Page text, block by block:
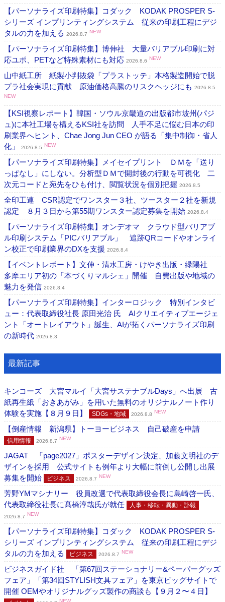
【パーソナライズ印刷特集】コダック KODAK PROSPER S-
シリーズ インプリンティングシステム 従来の印刷工程にデジ
タルの力を加える 2026.8.7 NEW
【パーソナライズ印刷特集】博伸社 大量バリアブル印刷に対
応ユポ、PETなど特殊素材にも対応 2026.8.6 NEW
山中紙工所 紙製小判抜袋「プラストッテ」本格製造開始で脱
プラ社会実現に貢献 原油価格高騰のリスクヘッジにも 2026.8.5
NEW
【KSI視察レポート】韓国・ソウル京畿道の出版都市坡州(パジ
ュ)に本社工場を構えるKSI社を訪問 人手不足に悩む日本の印
刷業界へヒント、Chae Jong Jun CEO が語る「集中制御・省人
化」
2026.8.5 NEW
【パーソナライズ印刷特集】メイセイプリント ＤＭを「送り
っぱなし」にしない。分析型ＤＭで開封後の行動を可視化 二
次元コードと宛先をひも付け、閲覧状況を個別把握 2026.8.5
全印工連 CSR認定でワンスター３社、ツースター２社を新規
認定 ８月３日から第55期ワンスター認定募集を開始 2026.8.4
【パーソナライズ印刷特集】オンデオマ クラウド型バリアブ
ル印刷システム「PICバリアブル」 追跡QRコードやオンライ
ン校正で印刷業界のDXを支援 2026.8.4
【イベントレポート】文伸・清水工房・けやき出版・緑陽社
多摩エリア初の「本づくりマルシェ」開催 自費出版や地域の
魅力を発信 2026.8.4
【パーソナライズ印刷特集】インターロジック 特別インタビ
ュー：代表取締役社長 原田光治 氏 AIクリエイティブエージェ
ント「オートレイアウト」誕生、AIが拓くパーソナライズ印刷
の新時代 2026.8.3
最新記事
キンコーズ 大宮マルイ「大宮サステナブルDays」へ出展 古
紙再生紙「おきあがみ」を用いた無料のオリジナルノート作り
体験を実施【８月９日】
SDGs・地域 2026.8.8 NEW
【倒産情報 新潟県】トーヨービジネス 自己破産を申請
信用情報 2026.8.7 NEW
JAGAT 「page2027」ポスターデザイン決定、加藤文明社のデ
ザインを採用 公式サイトも例年より大幅に前倒し公開し出展
募集を開始
ビジネス 2026.8.7 NEW
芳野YMマシナリー 役員改選で代表取締役会長に島崎啓一氏、
代表取締役社長に髙橋淳哉氏が就任
人事・移転・異動・訃報
2026.8.7 NEW
【パーソナライズ印刷特集】コダック KODAK PROSPER S-
シリーズ インプリンティングシステム 従来の印刷工程にデジ
タルの力を加える
ビジネス 2026.8.7 NEW
ビジネスガイド社 「第67回ステーショナリー&ペーパーグッズ
フェア」「第34回STYLISH文具フェア」を東京ビッグサイトで
開催 OEMやオリジナルグッズ製作の商談も【９月２〜４日】
NEW